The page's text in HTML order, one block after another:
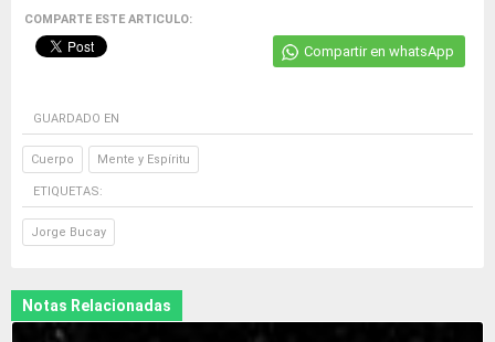
COMPARTE ESTE ARTICULO:
Compartir en whatsApp
GUARDADO EN
Cuerpo Mente y Espíritu
ETIQUETAS:
Jorge Bucay
Notas Relacionadas